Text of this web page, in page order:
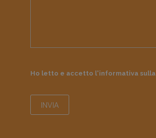
Ho letto e accetto l'informativa sulla